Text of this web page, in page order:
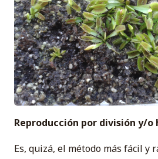
Reproducción por división y/o
Es, quizá, el método más fácil y